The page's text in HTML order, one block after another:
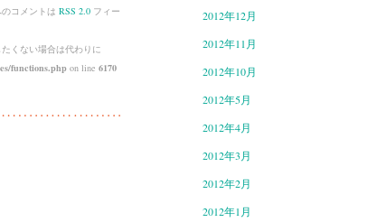
コメントは RSS 2.0 フィー
くない場合は代わりに
functions.php on line 6170
2012年12月
2012年11月
2012年10月
2012年5月
2012年4月
2012年3月
2012年2月
2012年1月